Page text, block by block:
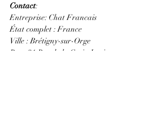
Contact:
Entreprise: Chat Francais
État complet : France
Ville : Brétigny-sur-Orge
Rue : 31 Rue de la Croix Louis